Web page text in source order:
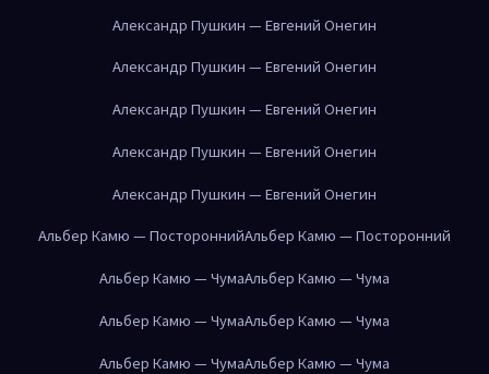
Александр Пушкин — Евгений Онегин
Александр Пушкин — Евгений Онегин
Александр Пушкин — Евгений Онегин
Александр Пушкин — Евгений Онегин
Александр Пушкин — Евгений Онегин
Альбер Камю — ПостороннийАльбер Камю — Посторонний
Альбер Камю — ЧумаАльбер Камю — Чума
Альбер Камю — ЧумаАльбер Камю — Чума
Альбер Камю — ЧумаАльбер Камю — Чума